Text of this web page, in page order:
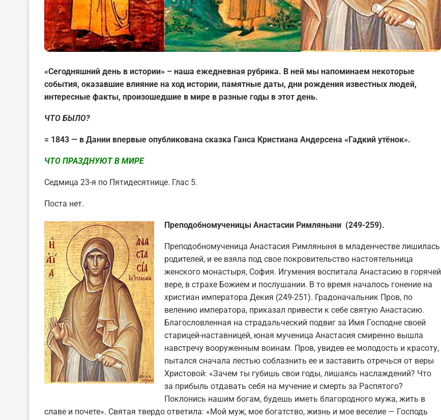
«Сегодняшний день в истории» – наша ежедневная рубрика. В ней мы напоминаем некоторые
события, оказавшие влияние на ход истории, памятные даты, дни рождения известных людей,
интересные факты, произошедшие в мире в разные годы в этот день.
ЧТО БЫЛО?
= 1843 — в Дании впервые опубликована сказка Ганса Кристиана Андерсена «Гадкий утёнок».
ЧТО ПРАЗДНУЮТ В МИРЕ
Седмица 23-я по Пятидесятнице. Глас 5.
Поста нет.
Преподобномученицы Анастасии Римляныни (249-259).
Преподобномученица Анастасия Римляныня в младенчестве лишилась
родителей, и ее взяла под свое покровительство настоятельница
женского монастыря, София. Игумения воспитала Анастасию в горячей
вере, в страхе Божием и послушании. В то время началось гонение на
христиан императора Декия (249-251). Градоначальник Пров, по
велению императора, приказал привести к себе святую Анастасию.
Благословленная на страдальческий подвиг за Имя Господне своей
старицей-наставницей, юная мученица Анастасия смиренно вышла
навстречу вооруженным воинам. Пров, увидев ее молодость и красоту,
пытался сначала лестью соблазнить ее и заставить отречься от веры
Христовой: «Зачем ты губишь свои годы, лишаясь наслаждений? Что
за прибыль отдавать себя на мучение и смерть за Распятого?
Поклонись нашим богам, будешь иметь благородного мужа, жить в
славе и почете». Святая твердо ответила: «Мой муж, мое богатство, жизнь и мое веселие — Господь